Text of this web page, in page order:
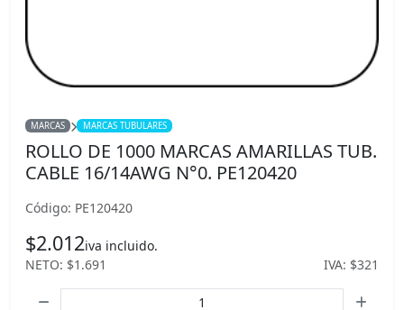
MARCAS MARCAS TUBULARES
ROLLO DE 1000 MARCAS AMARILLAS TUB.
CABLE 16/14AWG N°0. PE120420
Código: PE120420
$2.012iva incluido.
NETO: $1.691
IVA: $321